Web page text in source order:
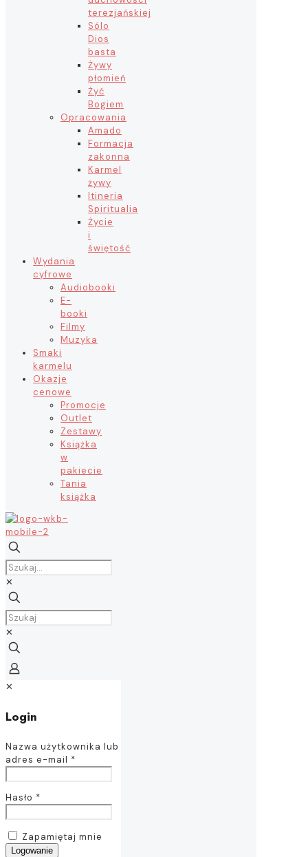
terezjańskiej
Sólo
Dios
basta
Żywy
płomień
Żyć
Bogiem
Opracowania
Amado
Formacja
zakonna
Karmel
żywy
Itineria
Spiritualia
Życie
i
świętość
Wydania
cyfrowe
Audiobooki
E-
booki
Filmy
Muzyka
Smaki
karmelu
Okazje
cenowe
Promocje
Outlet
Zestawy
Książka
w
pakiecie
Tania
książka
✕
✕
✕
Login
Nazwa użytkownika lub
adres e-mail *
Hasło *
Zapamiętaj mnie
Logowanie